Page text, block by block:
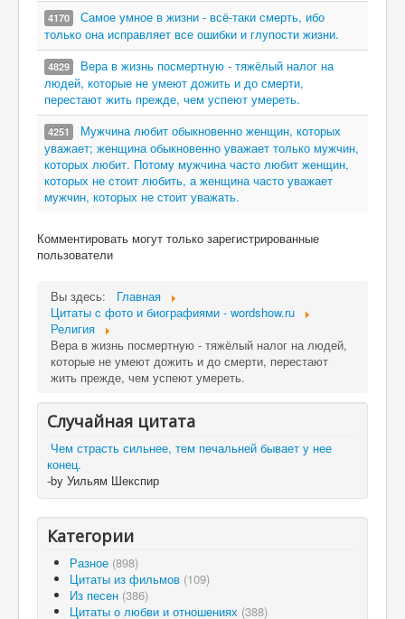
4170
Самое умное в жизни - всё-таки смерть, ибо
только она исправляет все ошибки и глупости жизни.
4829
Вера в жизнь посмертную - тяжёлый налог на
людей, которые не умеют дожить и до смерти,
перестают жить прежде, чем успеют умереть.
4251
Мужчина любит обыкновенно женщин, которых
уважает; женщина обыкновенно уважает только мужчин,
которых любит. Потому мужчина часто любит женщин,
которых не стоит любить, а женщина часто уважает
мужчин, которых не стоит уважать.
Комментировать могут только зарегистрированные
пользователи
Вы здесь:
Главная
Цитаты c фото и биографиями - wordshow.ru
Религия
Вера в жизнь посмертную - тяжёлый налог на людей,
которые не умеют дожить и до смерти, перестают
жить прежде, чем успеют умереть.
Случайная цитата
Чем страсть сильнее, тем печальней бывает у нее
конец.
-by Уильям Шекспир
Категории
Разное (898)
Цитаты из фильмов (109)
Из песен (386)
Цитаты о любви и отношениях (388)